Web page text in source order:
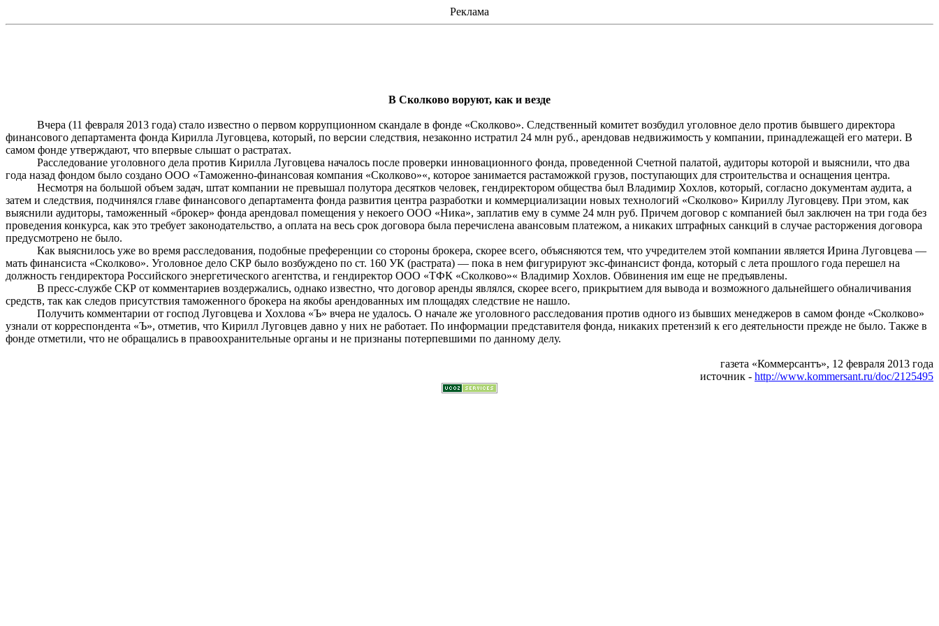
Реклама
В Сколково воруют, как и везде
Вчера (11 февраля 2013 года) стало известно о первом коррупционном скандале в фонде «Сколково». Следственный комитет возбудил уголовное дело против бывшего директора
финансового департамента фонда Кирилла Луговцева, который, по версии следствия, незаконно истратил 24 млн руб., арендовав недвижимость у компании, принадлежащей его матери. В
самом фонде утверждают, что впервые слышат о растратах.
Расследование уголовного дела против КириллаЛуговцева началось после проверки инновационного фонда, проведенной Счетной палатой, аудиторы которой и выяснили, что два
года назад фондом было создано ООО «Таможенно-финансовая компания «Сколково»«, которое занимается растаможкой грузов, поступающих для строительства и оснащения центра.
Несмотря на большой объем задач, штат компании не превышал полутора десятков человек, гендиректором общества был Владимир Хохлов, который, согласно документам аудита, а
затем и следствия, подчинялся главе финансового департамента фонда развития центра разработки и коммерциализации новых технологий «Сколково» Кириллу Луговцеву. При этом, как
выяснили аудиторы, таможенный «брокер» фонда арендовал помещения у некоего ООО «Ника», заплатив ему в сумме 24 млн руб. Причем договор с компанией был заключен на три года без
проведения конкурса, как это требует законодательство, а оплата на весь срок договора была перечислена авансовым платежом, а никаких штрафных санкций в случае расторжения договора
предусмотрено не было.
Как выяснилось уже во время расследования, подобные преференции со стороны брокера, скорее всего, объясняются тем, что учредителем этой компании является ИринаЛуговцева —
мать финансиста «Сколково». Уголовное дело СКР было возбуждено по ст. 160 УК (растрата) — пока в нем фигурируют экс-финансист фонда, который с лета прошлого года перешел на
должность гендиректора Российского энергетического агентства, и гендиректор ООО «ТФК «Сколково»« Владимир Хохлов. Обвинения им еще не предъявлены.
В пресс-службе СКР от комментариев воздержались, однако известно, что договор аренды являлся, скорее всего, прикрытием для вывода и возможного дальнейшегообналичивания
средств, так как следов присутствия таможенного брокера на якобы арендованных им площадях следствие не нашло.
Получить комментарии от господЛуговцева и Хохлова «Ъ» вчера не удалось. О начале же уголовного расследования против одного из бывших менеджеров в самом фонде «Сколково»
узнали от корреспондента «Ъ», отметив, что Кирилл Луговцев давно у них не работает. По информации представителя фонда, никаких претензий к его деятельности прежде не было. Также в
фонде отметили, что не обращались в правоохранительные органы и не признаны потерпевшими по данному делу.
газета «Коммерсантъ», 12 февраля 2013 года
источник - http://www.kommersant.ru/doc/2125495